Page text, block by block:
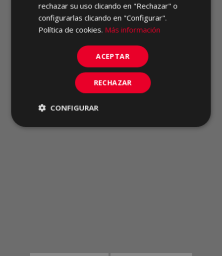
rechazar su uso clicando en "Rechazar" o
configurarlas clicando en "Configurar".
Política de cookies. Más información
ACEPTAR
RECHAZAR
CONFIGURAR